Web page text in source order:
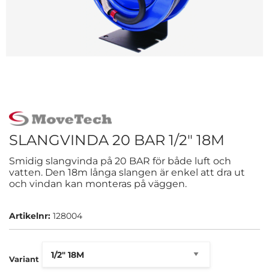
SLANGVINDA 20 BAR 1/2" 18M
Smidig slangvinda på 20 BAR för både luft och
vatten. Den 18m långa slangen är enkel att dra ut
och vindan kan monteras på väggen.
Artikelnr: 128004
Variant